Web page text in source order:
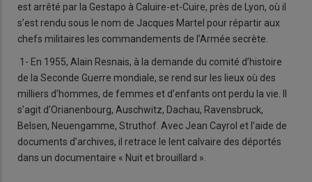
est arrêté par la Gestapo à Caluire-et-Cuire, près de Lyon, où il
s’est rendu sous le nom de Jacques Martel pour répartir aux
chefs militaires les commandements de l’Armée secrète.
1- En 1955, Alain Resnais, à la demande du comité d’histoire
de la Seconde Guerre mondiale, se rend sur les lieux où des
milliers d’hommes, de femmes et d’enfants ont perdu la vie. Il
s’agit d’Orianenbourg, Auschwitz, Dachau, Ravensbruck,
Belsen, Neuengamme, Struthof. Avec Jean Cayrol et l’aide de
documents d’archives, il retrace le lent calvaire des déportés
dans un documentaire « Nuit et brouillard ».